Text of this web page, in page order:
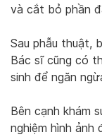
và cắt bỏ phần
Sau phẫu thuật,
Bác sĩ cũng có
sinh để ngăn
Bên cạnh khám
nghiệm hình ảnh